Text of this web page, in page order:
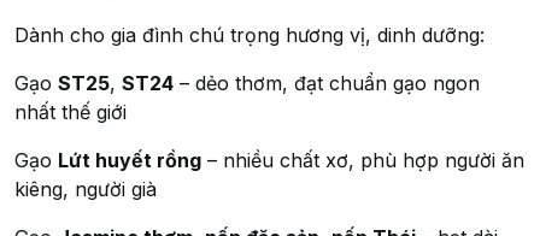
Dành cho gia đình chú trọng hương vị, dinh dưỡng:
Gạo ST25, ST24 – dẻo thơm, đạt chuẩn gạo ngon
nhất thế giới
Gạo Lứt huyết rồng – nhiều chất xơ, phù hợp người ăn
kiêng, người già